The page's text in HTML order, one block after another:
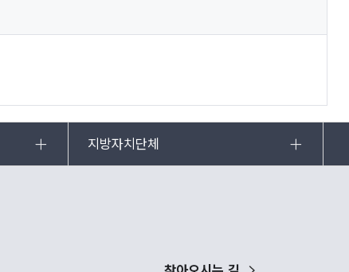
지방자치단체